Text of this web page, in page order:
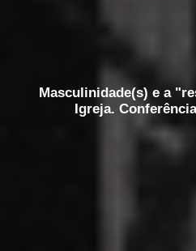
Masculinidade(s) e a
Igreja.